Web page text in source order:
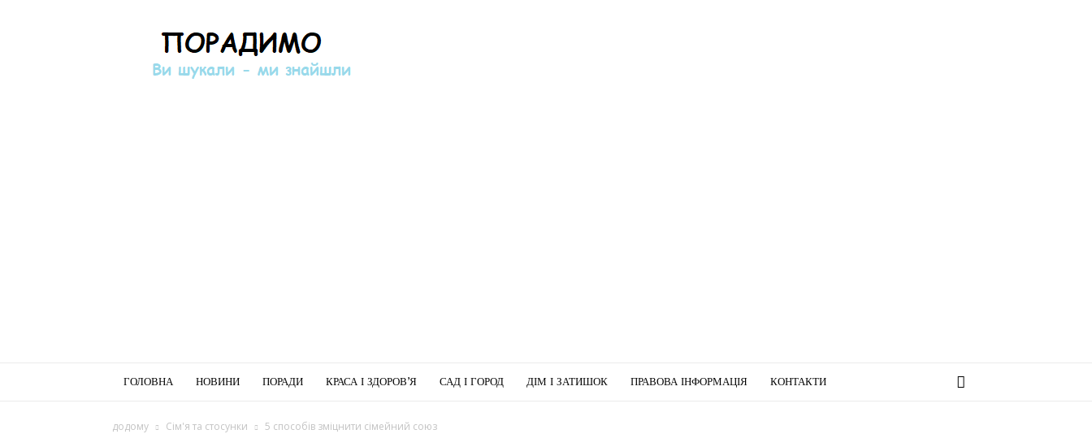
Порадимо
ГОЛОВНА НОВИНИ ПОРАДИ КРАСА І ЗДОРОВ’Я САД І ГОРОД ДІМ І ЗАТИШОК ПРАВОВА ІНФОРМАЦІЯ КОНТАКТИ
додому Сім'я та стосунки 5 способів зміцнити сімейний союз